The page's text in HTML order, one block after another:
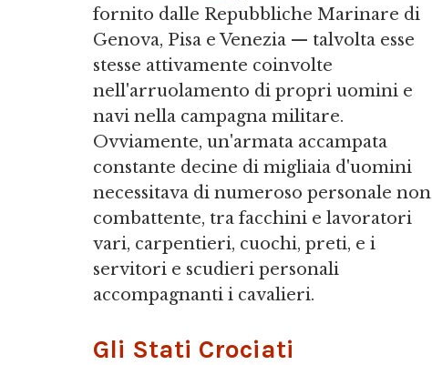
fornito dalle Repubbliche Marinare di
Genova, Pisa e Venezia — talvolta esse
stesse attivamente coinvolte
nell'arruolamento di propri uomini e
navi nella campagna militare.
Ovviamente, un'armata accampata
constante decine di migliaia d'uomini
necessitava di numeroso personale non
combattente, tra facchini e lavoratori
vari, carpentieri, cuochi, preti, e i
servitori e scudieri personali
accompagnanti i cavalieri.
Gli Stati Crociati